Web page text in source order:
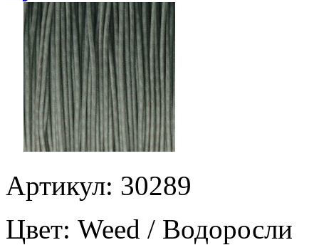
Артикул: 30289
Цвет: Weed / Водоросли